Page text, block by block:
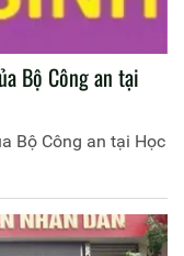
Bộ Công an tại
Bộ Công an tại Học